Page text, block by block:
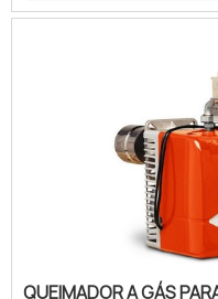
QUEIMADOR A GÁS